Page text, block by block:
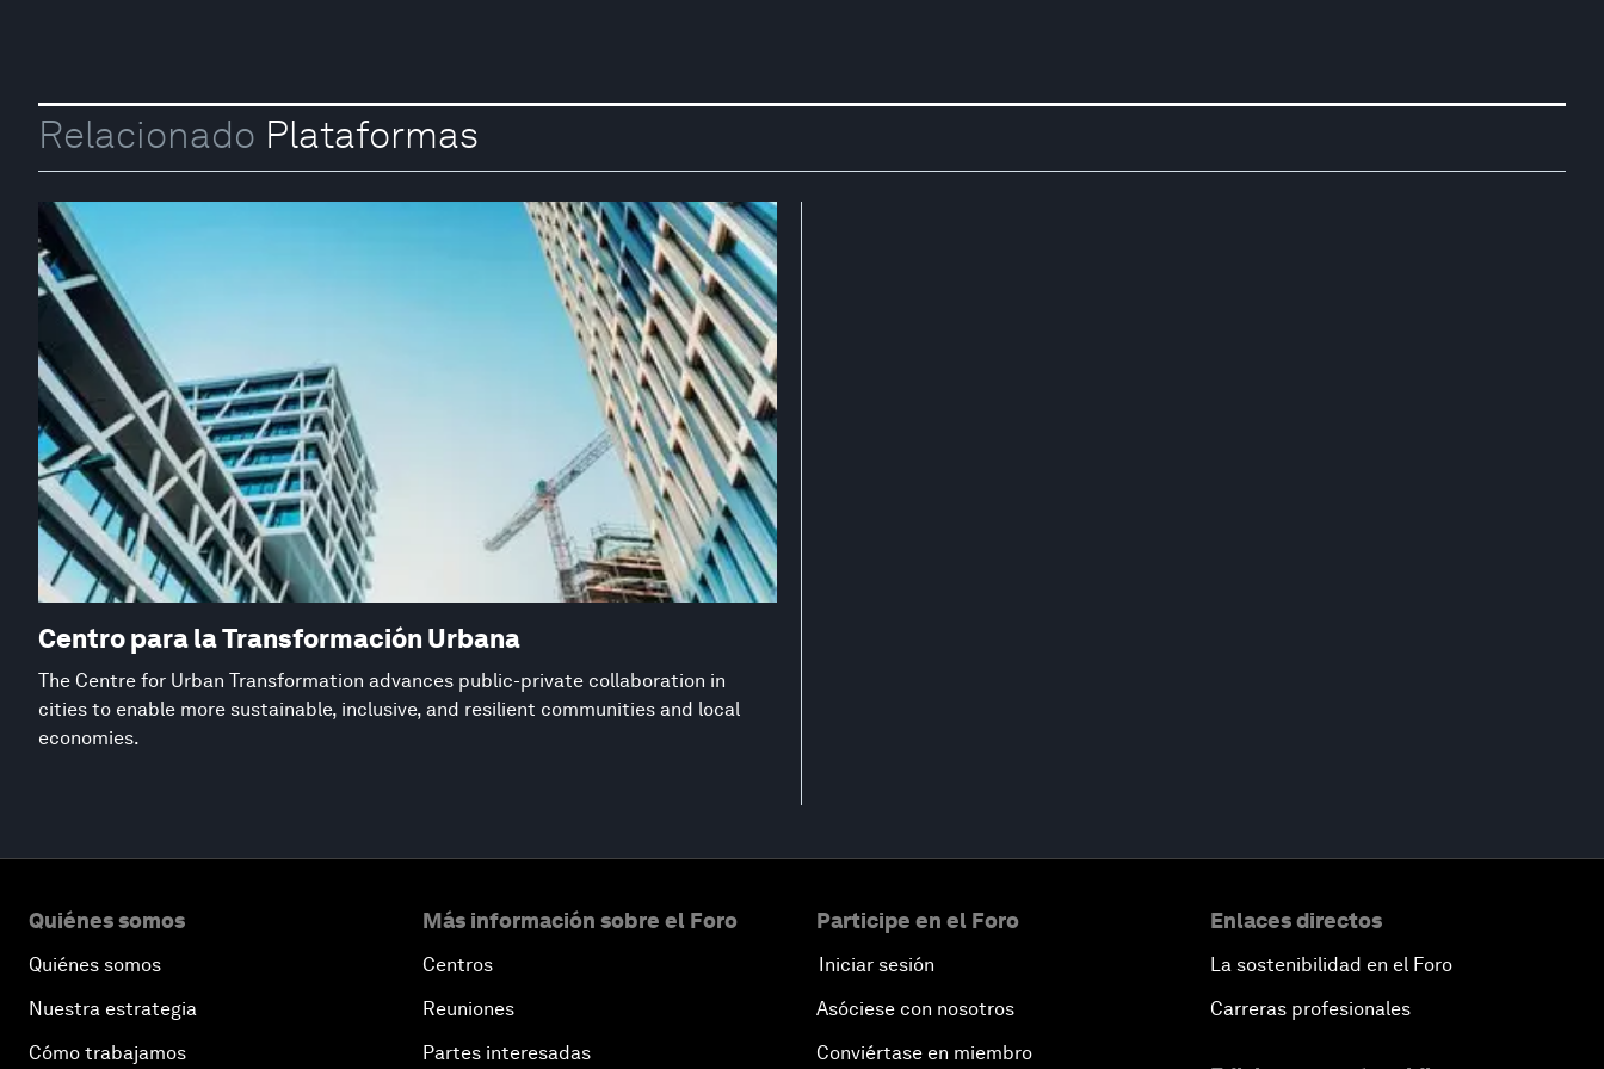
Relacionado Plataformas
Centro para la Transformación Urbana
The Centre for Urban Transformation advances public-private collaboration in
cities to enable more sustainable, inclusive, and resilient communities and local
economies.
Quiénes somos
Quiénes somos
Nuestra estrategia
Cómo trabajamos
Más información sobre el Foro
Centros
Reuniones
Partes interesadas
Participe en el Foro
Iniciar sesión
Asóciese con nosotros
Conviértase en miembro
Enlaces directos
La sostenibilidad en el Foro
Carreras profesionales